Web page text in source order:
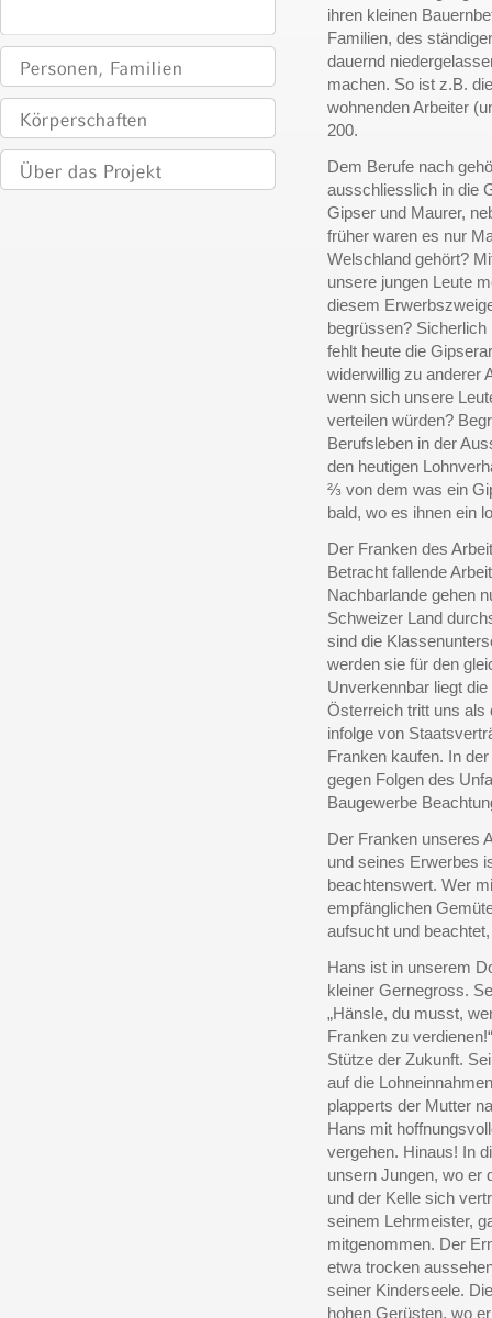
ihren kleinen
Familien, des
dauernd
machen. So ist z.B.
wohnenden Arbeiter
200.
Dem Berufe nach
ausschliesslich in die
Gipser und Maurer,
früher waren es nur
Welschland gehört?
unsere jungen Leute
diesem
begrüssen?
fehlt heute die
widerwillig zu anderer
wenn sich unsere
verteilen würden?
Berufsleben in der
den heutigen
⅔ von dem was ein
bald, wo es ihnen ein
Der Franken des
Betracht fallende
Nachbarlande gehen
Schweizer Land
sind die
werden sie für den
Unverkennbar liegt
Österreich tritt uns als
infolge von
Franken kaufen. In
gegen Folgen des
Baugewerbe
Der Franken unseres
und seines Erwerbes
beachtenswert. Wer
empfänglichen
aufsucht und
Hans ist in unserem
kleiner Gernegross.
„Hänsle, du musst,
Franken zu
Stütze der Zukunft.
auf die
plapperts der Mutter
Hans mit
vergehen. Hinaus! In
unsern Jungen, wo er
und der Kelle sich
seinem Lehrmeister,
mitgenommen. Der
etwa trocken
seiner Kinderseele.
hohen Gerüsten, wo